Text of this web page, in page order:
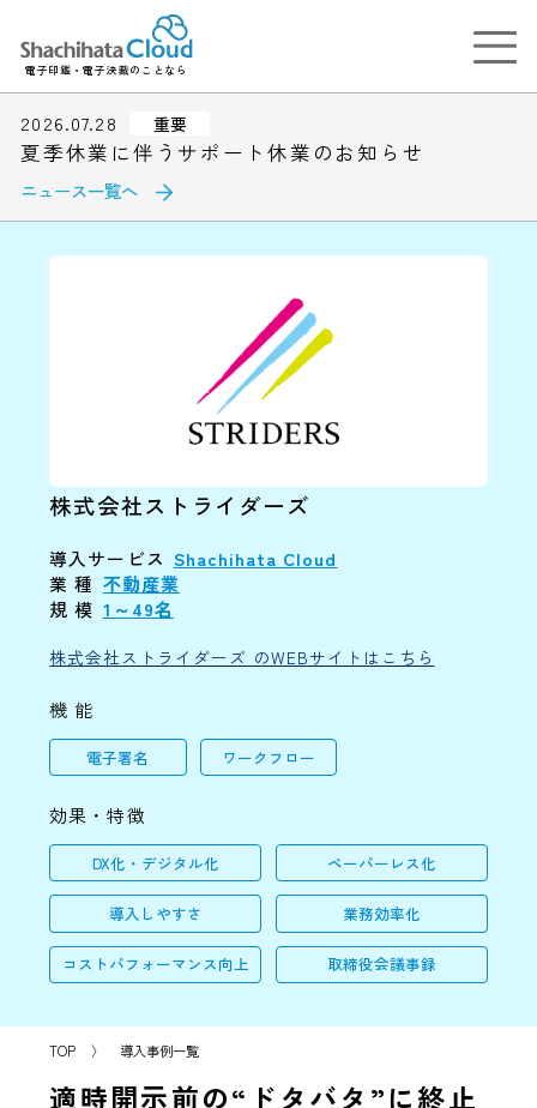
電子印鑑・電子決裁のことなら
2026.07.28 重要
夏季休業に伴うサポート休業のお知らせ
ニュース一覧へ
株式会社ストライダーズ
導入サービス Shachihata Cloud
業 種 不動産業
規 模 1～49名
株式会社ストライダーズ のWEBサイトはこちら
機 能
電子署名 ワークフロー
効果・特徴
DX化・デジタル化 ペーパーレス化
導入しやすさ 業務効率化
コストパフォーマンス向上 取締役会議事録
TOP 〉 導入事例一覧
適時開示前の“ドタバタ”に終止